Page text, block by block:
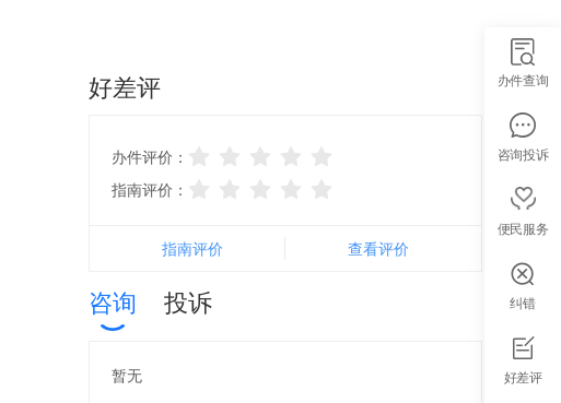
智能导办
好差评
办件评价：
指南评价：
指南评价 查看评价
咨询 投诉
暂无
办件查询
咨询投诉
便民服务
纠错
好差评